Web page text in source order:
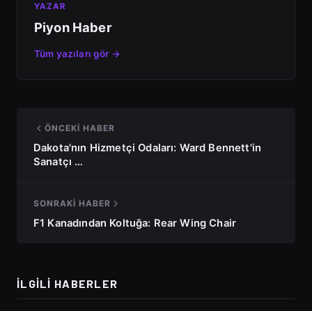
YAZAR
Piyon Haber
Tüm yazıları gör →
ÖNCEKI HABER
Dakota'nın Hizmetçi Odaları: Ward Bennett'in
Sanatçı …
SONRAKI HABER
F1 Kanadından Koltuğa: Rear Wing Chair
İLGILI HABERLER